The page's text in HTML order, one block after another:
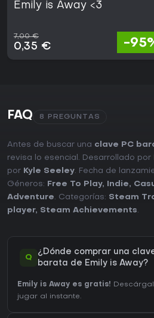
Emily is Away <3
7,00 €
0,35 € -
FAQ 8 PREGUNTAS
Antes de buscar una clave PC
revisa lo esencial. Desarrollado por
por Kyle Seeley. Fecha de
Géneros:
Free To Play, Indie,
Adventure. Categorías: Steam
player, Steam Achievements.
Q
¿Dónde comprar una
barata de Emily is Away?
Emily is Away es gratis!
jugar al instante.